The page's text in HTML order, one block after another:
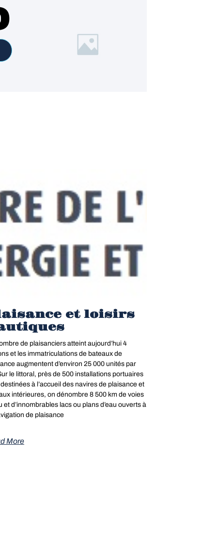
et loisirs
de plaisanciers atteint aujourd’hui 4
et les immatriculations de bateaux de
augmentent d’environ 25 000 unités par
le littoral, près de 500 installations portuaires
à l’accueil des navires de plaisance et
intérieures, on dénombre 8 500 km de voies
et d’innombrables lacs ou plans d’eau ouverts à
de plaisance
More